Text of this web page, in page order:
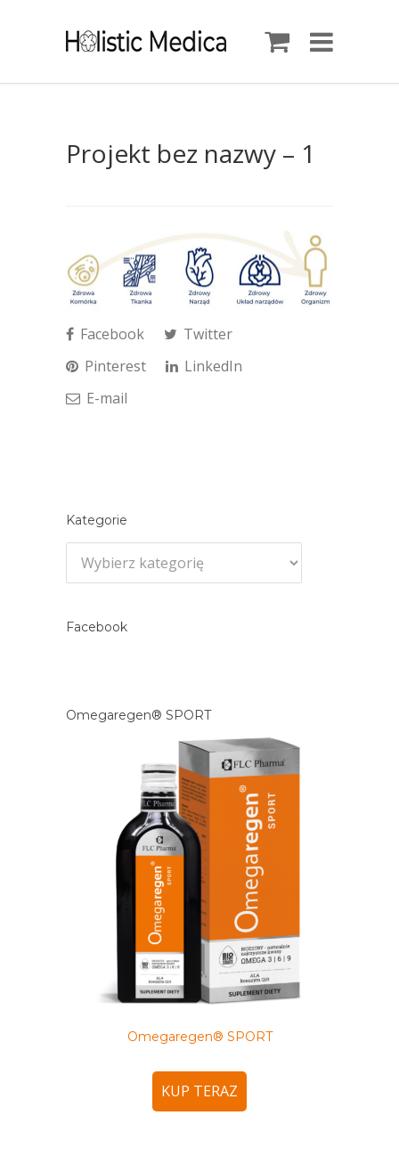
Projekt bez nazwy – 1
Facebook
Twitter
Pinterest
LinkedIn
E-mail
Kategorie
Kategorie
Facebook
Omegaregen® SPORT
Omegaregen® SPORT
KUP TERAZ